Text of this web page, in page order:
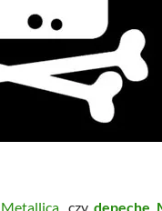
Metallica, czydepeche